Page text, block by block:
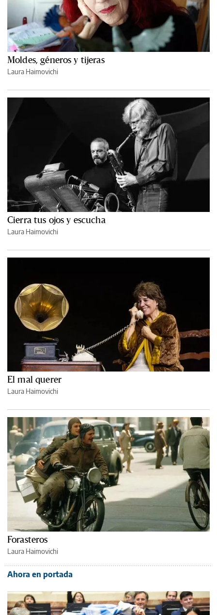
Moldes, géneros y tijeras
Laura Haimovichi
Cierra tus ojos y escucha
Laura Haimovichi
El mal querer
Laura Haimovichi
Forasteros
Laura Haimovichi
Ahora en portada